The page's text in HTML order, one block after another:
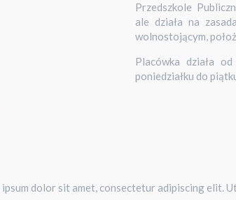
Przedszkole
ale działa na
wolnostojącym,
Placówka działa
poniedziałku do
dolor sit amet, consectetur adipiscing elit.